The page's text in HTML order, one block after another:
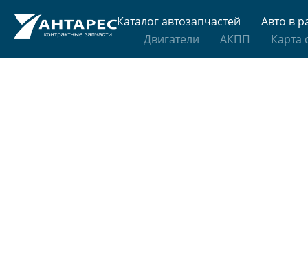
Каталог автозапчастей
Авто в
Двигатели
АКПП Карта